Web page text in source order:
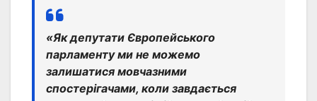
«Як депутати Європейського
парламенту ми не можемо
залишатися мовчазними
спостерігачами, коли завдається